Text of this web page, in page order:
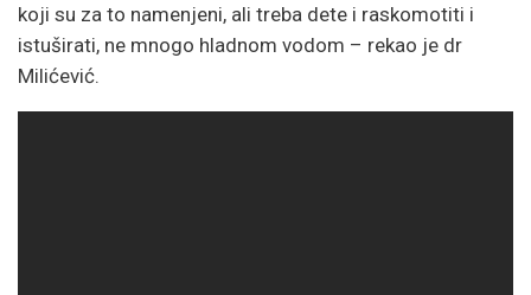
koji su za to namenjeni, ali treba dete i raskomotiti i
istuširati, ne mnogo hladnom vodom – rekao je dr
Milićević.